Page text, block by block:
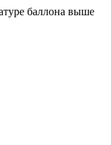
баллона выше